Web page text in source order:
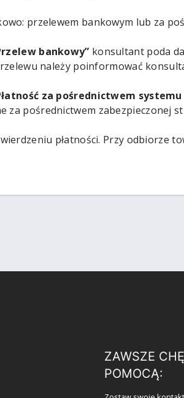
przelewem bankowym lub za
bankowy” konsultant poda
należy poinformować
za pośrednictwem systemu
za pośrednictwem zabezpieczonej
płatności. Przy odbiorze
ZAWSZE
POMOCĄ: